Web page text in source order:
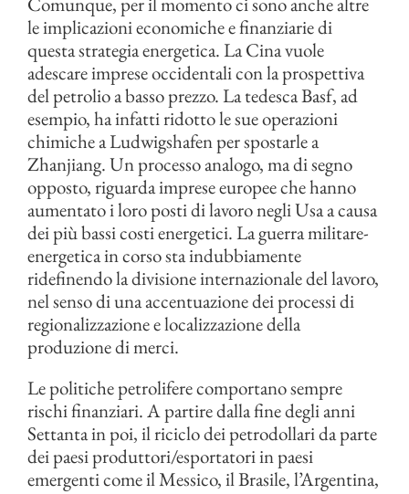
le implicazioni economiche e finanziarie di
questa strategia energetica. La Cina vuole
adescare imprese occidentali con la prospettiva
del petrolio a basso prezzo. La tedesca Basf, ad
esempio, ha infatti ridotto le sue operazioni
chimiche a Ludwigshafen per spostarle a
Zhanjiang. Un processo analogo, ma di segno
opposto, riguarda imprese europee che hanno
aumentato i loro posti di lavoro negli Usa a causa
dei più bassi costi energetici. La guerra militare-
energetica in corso sta indubbiamente
ridefinendo la divisione internazionale del lavoro,
nel senso di una accentuazione dei processi di
regionalizzazione e localizzazione della
produzione di merci.
Le politiche petrolifere comportano sempre
rischi finanziari. A partire dalla fine degli anni
Settanta in poi, il riciclo dei petrodollari da parte
dei paesi produttori/esportatori in paesi
emergenti come il Messico, il Brasile, l’Argentina,